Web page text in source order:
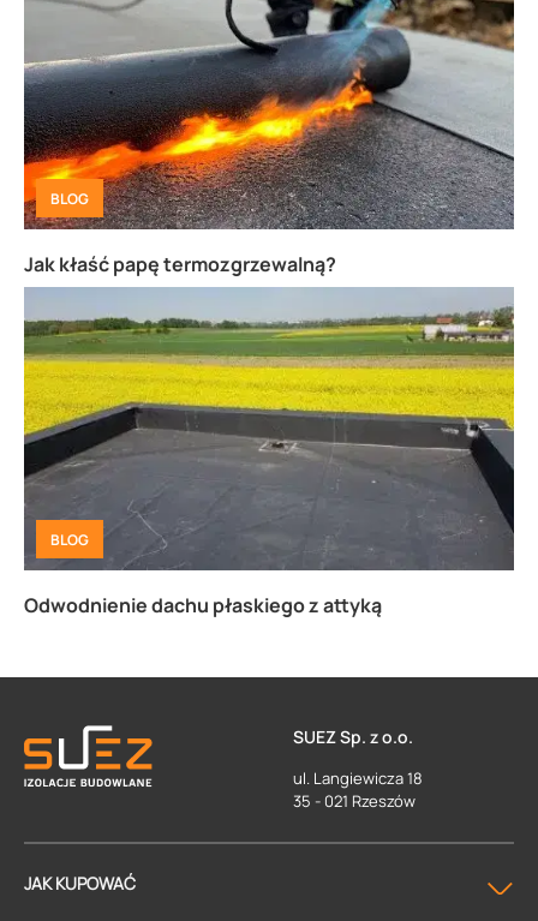
BLOG
Jak kłaść papę termozgrzewalną?
BLOG
Odwodnienie dachu płaskiego z attyką
SUEZ Sp. z o.o.
ul. Langiewicza 18
35 - 021 Rzeszów
JAK KUPOWAĆ